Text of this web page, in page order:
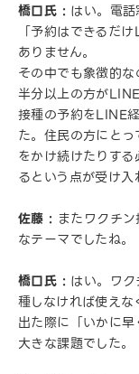
橋口氏 : はい。電話
「予約はできるだ
ありません。
その中でも象徴的
半分以上の方が
接種の予約をLINE
た。住民の方にと
をかけ続けたりす
るという点が受け入
佐藤 : またワクチ
なテーマでしたね。
橋口氏 : はい。ワ
種しなければ使え
出た際に「いかに
大きな課題でした。